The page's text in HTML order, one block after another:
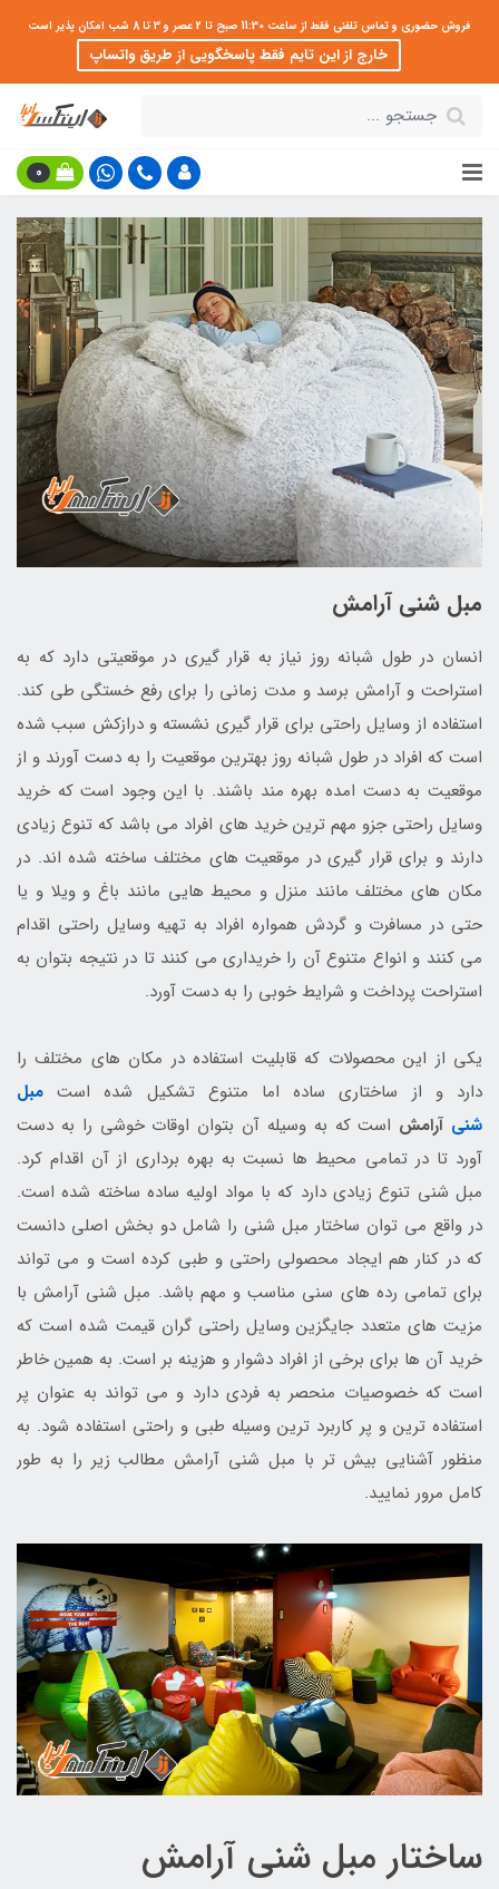
فروش حضوری و تماس تلفنی فقط از ساعت 11:30 صبح تا 2 عصر و 3 تا 8 شب امکان پذیر است
خارج از این تایم فقط پاسخگویی از طریق واتساپ
0
مبل شنی آرامش
انسان در طول شبانه روز نیاز به قرار گیری در موقعیتی دارد که به
استراحت و آرامش برسد و مدت زمانی را برای رفع خستگی طی کند.
استفاده از وسایل راحتی برای قرار گیری نشسته و درازکش سبب شده
است که افراد در طول شبانه روز بهترین موقعیت را به دست آورند و از
موقعیت به دست امده بهره مند باشند. با این وجود است که خرید
وسایل راحتی جزو مهم ترین خرید های افراد می باشد که تنوع زیادی
دارند و برای قرار گیری در موقعیت های مختلف ساخته شده اند. در
مکان های مختلف مانند منزل و محیط هایی مانند باغ و ویلا و یا
حتی در مسافرت و گردش همواره افراد به تهیه وسایل راحتی اقدام
می کنند و انواع متنوع آن را خریداری می کنند تا در نتیجه بتوان به
استراحت پرداخت و شرایط خوبی را به دست آورد.
یکی از این محصولات که قابلیت استفاده در مکان های مختلف را
دارد و از ساختاری ساده اما متنوع تشکیل شده است مبل
شنی آرامش است که به وسیله آن بتوان اوقات خوشی را به دست
آورد تا در تمامی محیط ها نسبت به بهره برداری از آن اقدام کرد.
مبل شنی تنوع زیادی دارد که با مواد اولیه ساده ساخته شده است.
در واقع می توان ساختار مبل شنی را شامل دو بخش اصلی دانست
که در کنار هم ایجاد محصولی راحتی و طبی کرده است و می تواند
برای تمامی رده های سنی مناسب و مهم باشد. مبل شنی آرامش با
مزیت های متعدد جایگزین وسایل راحتی گران قیمت شده است که
خرید آن ها برای برخی از افراد دشوار و هزینه بر است. به همین خاطر
است که خصوصیات منحصر به فردی دارد و می تواند به عنوان پر
استفاده ترین و پر کاربرد ترین وسیله طبی و راحتی استفاده شود. به
منظور آشنایی بیش تر با مبل شنی آرامش مطالب زیر را به طور
کامل مرور نمایید.
ساختار مبل شنی آرامش